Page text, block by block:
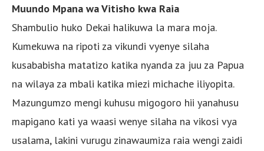
Muundo Mpana wa Vitisho kwa Raia
Shambulio huko Dekai halikuwa la mara moja.
Kumekuwa na ripoti za vikundi vyenye silaha
kusababisha matatizo katika nyanda za juu za Papua
na wilaya za mbali katika miezi michache iliyopita.
Mazungumzo mengi kuhusu migogoro hii yanahusu
mapigano kati ya waasi wenye silaha na vikosi vya
usalama, lakini vurugu zinawaumiza raia wengi zaidi